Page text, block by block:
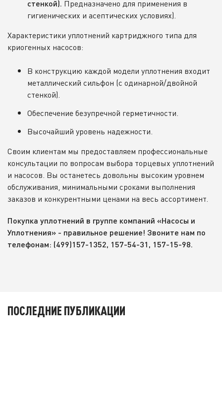
стенкой). Предназначено для применения в
гигиенических и асептических условиях).
Характеристики уплотнений картриджного типа для
криогенных насосов:
В конструкцию каждой модели уплотнения входит
металлический сильфон (с одинарной/двойной
стенкой).
Обеспечение безупречной герметичности.
Высочайший уровень надежности.
Своим клиентам мы предоставляем профессиональные
консультации по вопросам выбора торцевых уплотнений
и насосов. Вы останетесь довольны высоким уровнем
обслуживания, минимальными сроками выполнения
заказов и конкурентными ценами на весь ассортимент.
Покупка уплотнений в группе компаний «Насосы и
Уплотнения» - правильное решение! Звоните нам по
телефонам: (499)157-1352, 157-54-31, 157-15-98.
ПОСЛЕДНИЕ ПУБЛИКАЦИИ